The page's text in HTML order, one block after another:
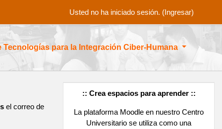
Usted no ha iniciado sesión. (Ingresar)
Tecnologías para la Integración Ciber-Humana
el correo de
:: Crea espacios paraaprender ::
La plataforma Moodle en nuestro Centro
Universitario se utiliza como una